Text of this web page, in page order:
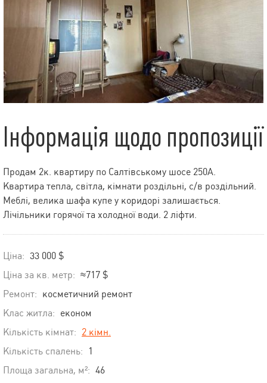
Інформація щодо пропозиції
Продам 2к. квартиру по Салтівському шосе 250А.
Квартира тепла, світла, кімнати роздільні, с/в роздільний.
Меблі, велика шафа купе у коридорі залишається.
Лічільники горячої та холодної води. 2 ліфти.
Ціна: 33 000 $
Ціна за кв. метр: ≈717 $
Ремонт: косметичний ремонт
Клас житла: економ
Кількість кімнат: 2 кімн.
Кількість спалень:
1
Площа загальна, м²: 46